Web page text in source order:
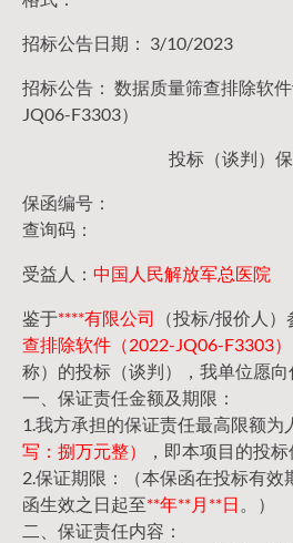
招标公告日期： 3/10/2023
招标公告： 数据质量筛查排除软
JQ06-F3303）
投标（谈判）
保函编号：
查询码：
受益人： 中国人民解放军总医院
鉴于****有限公司 （投标/报价人
查排除软件（2022-JQ06-F3303）
称）的投标（谈判），我单位愿向
一、保证责任金额及期限：
1.我方承担的保证责任最高限额为
写：捌万元整）
，即本项目的投标
2.保证期限：（本保函在投标有
函生效之日起至**年**月**日 。）
二、保证责任内容：